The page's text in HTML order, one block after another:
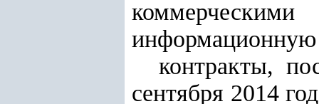
информационную
контракты,
сентября 2014